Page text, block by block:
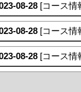
08-28 [コース情
08-28 [コース情
08-28 [コース情